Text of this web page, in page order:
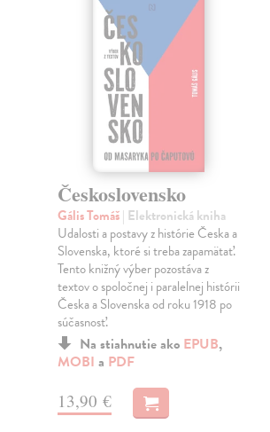
Československo
Gális Tomáš| Elektronická kniha
Udalosti a postavy z histórie Česka a
Slovenska, ktoré si treba zapamätať.
Tento knižný výber pozostáva z
textov o spoločnej i paralelnej histórii
Česka a Slovenska od roku 1918 po
súčasnosť.
Na stiahnutie ako EPUB,
MOBI a PDF
13,90 €